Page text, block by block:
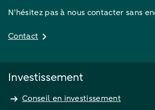
N'hésitez pas à nous contacter sans
Contact
Investissement
Conseil en investissement